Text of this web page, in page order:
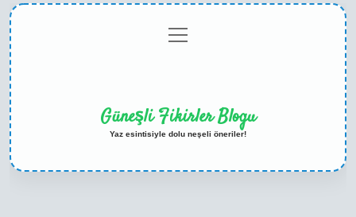
menüyü
aç
Güneşli Fikirler Blogu
Yaz esintisiyle dolu neşeli öneriler!